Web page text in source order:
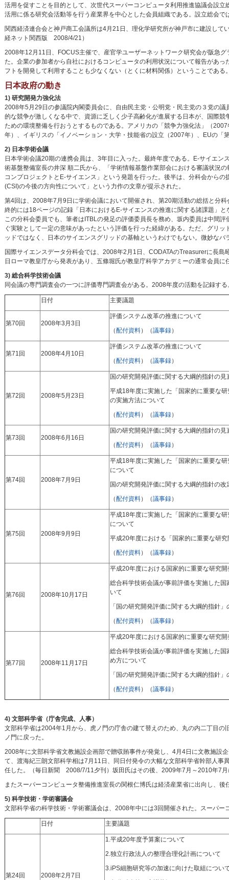
活用を促すことを目的として、次世代スーパーコンピュータ利用推進協議会設
活用に係る研究会活動等を行う産業界を中心とした会員組織である。設立総会
関西経済連合会と神戸商工会議所は4月21日、理化学研究所が神戸市に建設し
経ネット関西版 2008/4/21）
2008年12月11日、FOCUS主催で、産官学ユーザーネットワーク研究会が阪急
た。企業の参加者から自社におけるコンピュータの利用状況について報告があ
フトを開発して利用することも少なくない（とくに材料関係）ということである
日本政府の動き
1) 研究開発力強化法
2008年5月29日の参議院内閣委員会に、自由民主党・公明党・民主党の３党の議
的な競争が激しくなる中で、資源に乏しく少子高齢化が進展する日本が、国際
ための環境整備を行おうとするものである。アメリカの「競争力強化法」（
年）、イギリスの「イノベーション・大学・技能省の設立（2007年）、EUの
2) 日本学術会議
日本学術会議20期の連携会員は、3年目に入った。最終年度である。E-サイエ
術基盤整備室長の井深 順二氏から、「学術情報基盤作業部会における審議状況
コンプロジェクトとE-サイエンス」という発題を行った。後半は、分科会から
(CSI)の今後の方向性について」という力作の文章が提示された。
第4回は、2008年7月9日に学術会議において開催され、第20期活動の総括と分
終的には18ページの記録「日本におけるE-サイエンスの推進に関する諸課題」
この分科会委員でも、筆者はITBLの発足の評価委員長を務め、坂内委員は中間
ぐ実験として一定の意味があったという評価を行った経緯がある。ただ、グリ
ッドではなく、日本のサイエンスグリッドの基軸というわけでもない。微妙な
国際サイエンスデータ分科会では、2008年2月1日、CODATAのTreasurerに長
日ローマ教皇庁から発表があり、五條堀氏が教皇庁科学アカデミーの通常会員
3) 総合科学技術会議
同会議の専門調査会の一つに評価専門調査会がある。2008年度の活動を記録す
日付 主要議題
第70回 2008年3月3日
評価システム改革の推進について
（配付資料）（議事録）
第71回 2008年4月10日
評価システム改革の推進について
（配付資料）（議事録）
第72回 2008年5月23日
国の研究開発評価に関する大綱的指針の見
平成18年度に実施した「国家的に重要な
の実施方法について
（配付資料）（議事録）
第73回 2008年6月16日
国の研究開発評価に関する大綱的指針の見
（配付資料）（議事録）
第74回 2008年7月9日
平成18年度に実施した「国家的に重要な
について
国の研究開発評価に関する大綱的指針の改
（配付資料）（議事録）
第75回 2008年9月9日
平成18年度に実施した「国家的に重要な
について
平成20年度における「国家的に重要な研
（配付資料）（議事録）
第76回 2008年10月17日
平成20年度における国家的に重要な研究
総合科学技術会議が事前評価を実施した
いて
「国の研究開発評価に関する大綱的指針
（配付資料）（議事録）
第77回 2008年11月17日
平成20年度における国家的に重要な研究
総合科学技術会議が事前評価を実施した
め方について
「国の研究開発評価に関する大綱的指針
（配付資料）（議事録）
4) 文部科学省（庁舎完成、人事）
文部科学省は2004年1月から、虎ノ門の庁舎の建て替えのため、丸の内二丁目
ノ門に戻った。
2008年に文部科学省文教施設企画部で贈収賄事件が発覚し、4月4日に文教施設
て、渡海紀三朗文部科学相は7月11日、同日付発令の大幅な文部科学省幹部人
任した。（毎日新聞 2008/7/11夕刊）坂田氏はその後、2009年7月～2010年7月
またスーパーコンピュータ整備推進室長の関根仁博氏は経済産業省に出向し、
5) 科学技術・学術審議会
文部科学省の科学技術・学術審議会は、2008年中には3回開催された。スーパ
日付 主要議題
第24回 2008年2月7日
1.平成20年度予算案について
2.独立行政法人の整理合理化計画について
3.iPS細胞研究等の加速に向けた取組につい